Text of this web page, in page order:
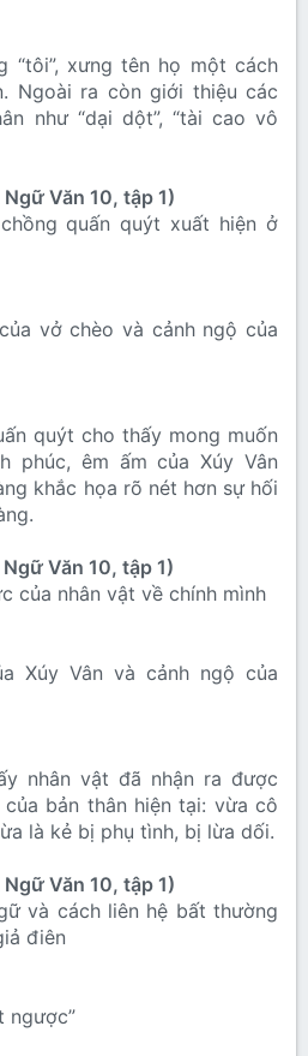
“tôi”, xưng tên họ một cách
Ngoài ra còn giới thiệu các
như “dại dột”, “tài cao vô
Văn 10, tập 1)
quấn quýt xuất hiện ở
vở chèo và cảnh ngộ của
quýt cho thấy mong muốn
phúc, êm ấm của Xúy Vân
khắc họa rõ nét hơn sự hối
Văn 10, tập 1)
của nhân vật về chính mình
Xúy Vân và cảnh ngộ của
nhân vật đã nhận ra được
bản thân hiện tại: vừa cô
là kẻ bị phụ tình, bị lừa dối.
Văn 10, tập 1)
và cách liên hệ bất thường
điên
ngược”